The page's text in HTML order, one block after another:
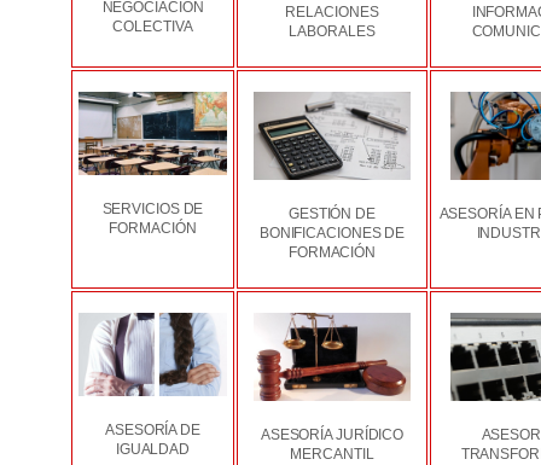
NEGOCIACIÓN
COLECTIVA
RELACIONES
LABORALES
SERVICIOS DE
FORMACIÓN
GESTIÓN DE
BONIFICACIONES DE
FORMACIÓN
ASESORÍA EN
ASESORÍA DE
IGUALDAD
ASESORÍA JURÍDICO
MERCANTIL